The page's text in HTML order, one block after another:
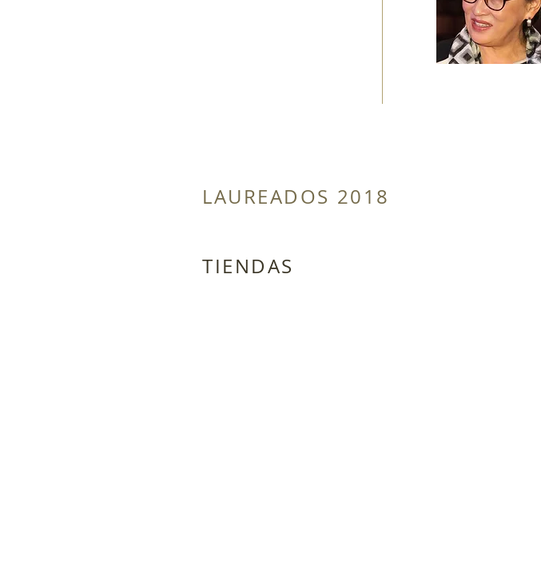
LAUREADOS 2018
TIENDAS